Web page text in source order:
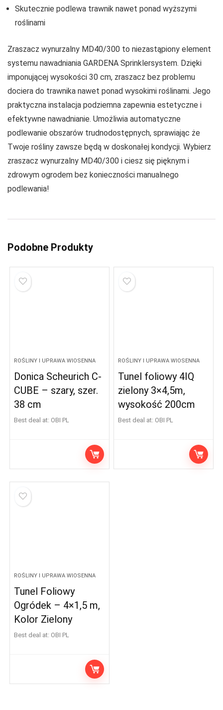
Skutecznie podlewa trawnik nawet ponad wyższymi
roślinami
Zraszacz wynurzalny MD40/300 to niezastąpiony element
systemu nawadniania GARDENA Sprinklersystem. Dzięki
imponującej wysokości 30 cm, zraszacz bez problemu
dociera do trawnika nawet ponad wysokimi roślinami. Jego
praktyczna instalacja podziemna zapewnia estetyczne i
efektywne nawadnianie. Umożliwia automatyczne
podlewanie obszarów trudnodostępnych, sprawiając że
Twoje rośliny zawsze będą w doskonałej kondycji. Wybierz
zraszacz wynurzalny MD40/300 i ciesz się pięknym i
zdrowym ogrodem bez konieczności manualnego
podlewania!
Podobne Produkty
ROŚLINY I UPRAWA WIOSENNA
Donica Scheurich C-
CUBE – szary, szer.
38 cm
Best deal at: OBI PL
ROŚLINY I UPRAWA WIOSENNA
Tunel foliowy 4IQ
zielony 3×4,5m,
wysokość 200cm
Best deal at: OBI PL
ROŚLINY I UPRAWA WIOSENNA
Tunel Foliowy
Ogródek – 4×1,5 m,
Kolor Zielony
Best deal at: OBI PL